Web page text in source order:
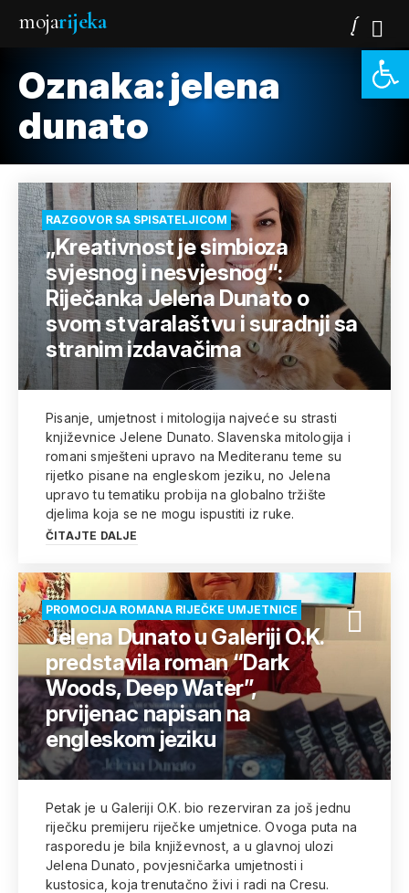
mojarijeka
Oznaka:jelena
dunato
RAZGOVOR SA SPISATELJICOM
„Kreativnost je simbioza
svjesnog i nesvjesnog“:
Riječanka Jelena Dunato o
svom stvaralaštvu i suradnji sa
stranim izdavačima
Pisanje, umjetnost i mitologija najveće su strasti
književnice Jelene Dunato. Slavenska mitologija i
romani smješteni upravo na Mediteranu teme su
rijetko pisane na engleskom jeziku, no Jelena
upravo tu tematiku probija na globalno tržište
djelima koja se ne mogu ispustiti iz ruke.
ČITAJTE DALJE
PROMOCIJA ROMANA RIJEČKE UMJETNICE
Jelena Dunato u Galeriji O.K.
predstavila roman “Dark
Woods, Deep Water”,
prvijenac napisan na
engleskom jeziku
Petak je u Galeriji O.K. bio rezerviran za još jednu
riječku premijeru riječke umjetnice. Ovoga puta na
rasporedu je bila književnost, a u glavnoj ulozi
Jelena Dunato, povjesničarka umjetnosti i
kustosica, koja trenutačno živi i radi na Cresu.